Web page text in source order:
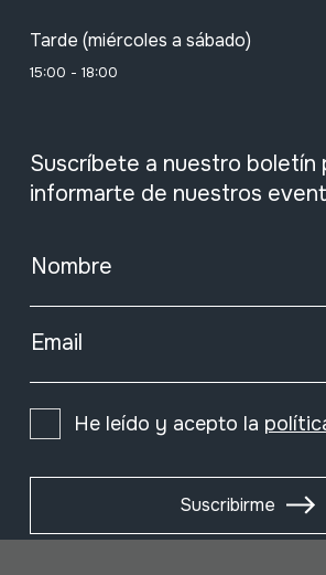
Tarde (miércoles a sábado)
15:00 - 18:00
Suscríbete a nuestro boletín
informarte de nuestros
Nombre
Email
He leído y acepto la
Suscribirme